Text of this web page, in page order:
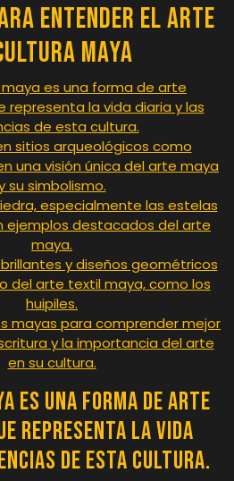
Entender el Arte
Maya
es una forma de arte
representa la vida diaria y las
de esta cultura.
sitios arqueológicos como
una visión única del arte maya
su simbolismo.
especialmente las estelas
ejemplos destacados del arte
maya.
y diseños geométricos
del arte textil maya, como los
huipiles.
mayas para comprender mejor
y la importancia del arte
en su cultura.
es una forma de arte
representa la vida
de esta cultura.